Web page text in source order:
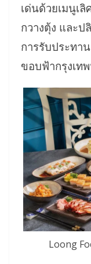
เด่นด้วยเมนูเ
กวางตุ้ง และป
การรับประทา
ขอบฟ้ากรุงเท
Loong